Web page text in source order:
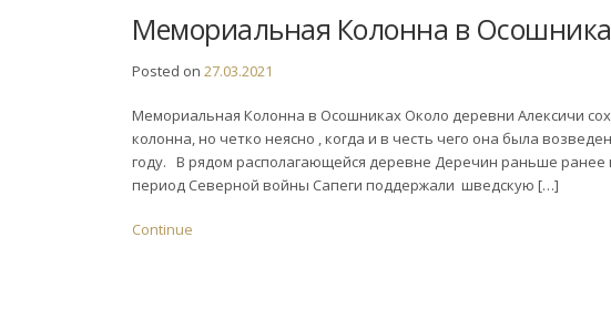
Мемориальная Колонна в
Posted on 27.03.2021
Мемориальная Колонна в Осошниках Около деревни Алексичи
колонна, но четко неясно , когда и в честь чего она была
году. В рядом располагающейся деревне Деречин раньше ранее
период Северной войны Сапеги поддержали шведскую […]
Continue